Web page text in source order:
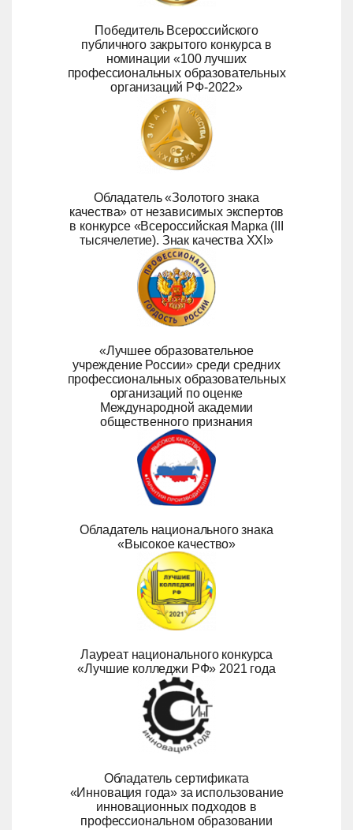
Победитель Всероссийского
публичного закрытого конкурса в
номинации «100 лучших
профессиональных образовательных
организаций РФ-2022»
Обладатель «Золотого знака
качества» от независимых экспертов
в конкурсе «Всероссийская Марка (III
тысячелетие). Знак качества ХХI»
«Лучшее образовательное
учреждение России» среди средних
профессиональных образовательных
организаций по оценке
Международной академии
общественного признания
Обладатель национального знака
«Высокое качество»
Лауреат национального конкурса
«Лучшие колледжи РФ» 2021 года
Обладатель сертификата
«Инновация года» за использование
инновационных подходов в
профессиональном образовании